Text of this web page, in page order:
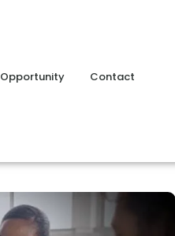
Opportunity Contact